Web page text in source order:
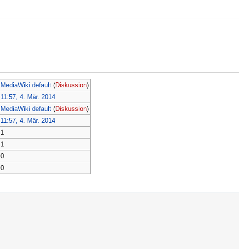
MediaWiki default (Diskussion)
11:57, 4. Mär. 2014
MediaWiki default (Diskussion)
11:57, 4. Mär. 2014
1
1
0
0